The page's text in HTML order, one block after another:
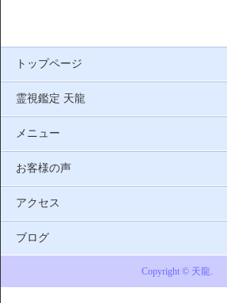
トップページ
霊視鑑定 天龍
メニュー
お客様の声
アクセス
ブログ
Copyright © 天龍.